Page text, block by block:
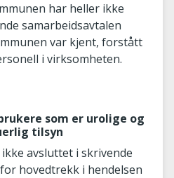
har heller ikke
samarbeidsavtalen
var kjent, forstått
i virksomheten.
som er urolige og
tilsyn
avsluttet i skrivende
hovedtrekk i hendelsen